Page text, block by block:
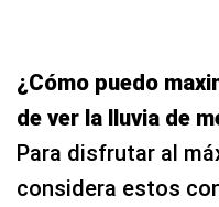
¿Cómo puedo
de ver la lluvia de
Para disfrutar al
considera estos